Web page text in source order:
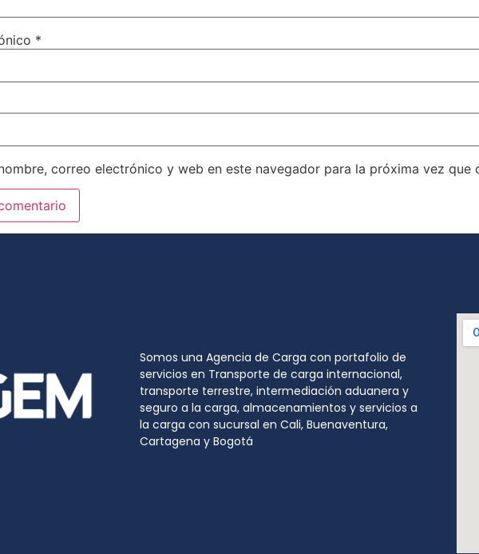
*
correo electrónico y web en este navegador para la próxima vez que
Somos una Agencia de Carga con portafolio de
servicios en Transporte de carga internacional,
transporte terrestre, intermediación aduanera y
seguro a la carga, almacenamientos y servicios a
la carga con sucursal en Cali, Buenaventura,
Cartagena y Bogotá